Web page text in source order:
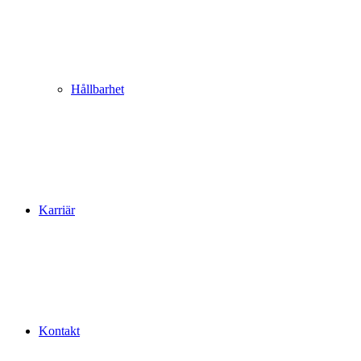
Hållbarhet
Karriär
Kontakt